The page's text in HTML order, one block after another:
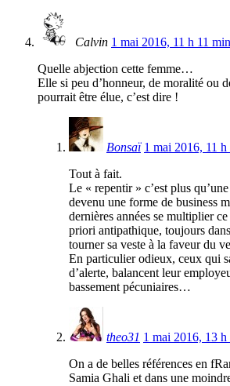
Calvin 1 mai 2016, 11 h 11 min
Quelle abjection cette femme…
Elle si peu d’honneur, de moralité ou
pourrait être élue, c’est dire !
Bonsaï 1 mai 2016, 11
Tout à fait.
Le « repentir » c’est plus
devenu une forme de business
dernières années se multiplier
priori antipathique, toujours
tourner sa veste à la faveur du
En particulier odieux, ceux qui
d’alerte, balancent leur
bassement pécuniaires…
theo31 1 mai 2016, 13
On a de belles références en
Samia Ghali et dans une